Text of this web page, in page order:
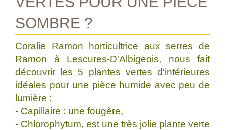
SOMBRE ?
Coralie Ramon horticultrice aux serres de
Ramon à Lescures-D'Albigeois, nous fait
découvrir les 5 plantes vertes d'intérieures
idéales pour une pièce humide avec peu de
lumière :
- Capillaire : une fougère,
- Chlorophytum, est une très jolie plante verte